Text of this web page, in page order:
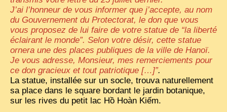
J’ai l’honneur de vous informer que j’accepte, au nom
du Gouvernement du Protectorat, le don que vous
vous proposez de lui faire de votre statue de “la liberté
éclairant le monde”. Selon votre désir, cette statue
ornera une des places publiques de la ville de Hanoï.
Je vous adresse, Monsieur, mes remerciements pour
ce don gracieux et tout patriotique […]”.
La statue, installée sur un socle, trouva naturellement
sa place dans le square bordant le jardin botanique,
sur les rives du petit lac Hồ Hoàn Kiếm.